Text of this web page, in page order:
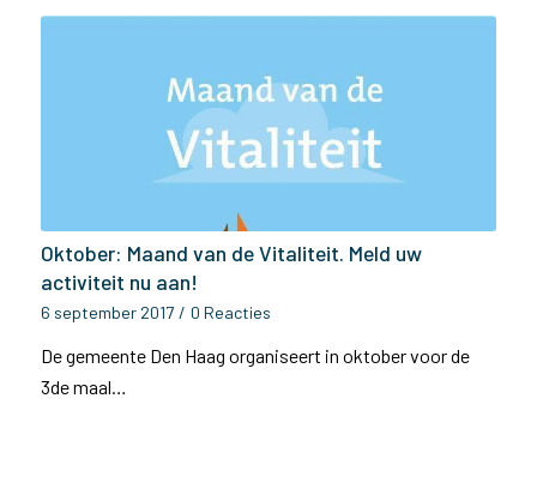
Oktober: Maand van de Vitaliteit. Meld uw
activiteit nu aan!
6 september 2017 / 0 Reacties
De gemeente Den Haag organiseert in oktober voor de
3de maal…